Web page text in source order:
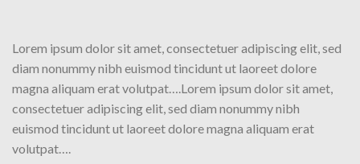
Lorem ipsum dolor sit amet, consectetuer adipiscing elit, sed
diam nonummy nibh euismod tincidunt ut laoreet dolore
magna aliquam erat volutpat….Lorem ipsum dolor sit amet,
consectetuer adipiscing elit, sed diam nonummy nibh
euismod tincidunt ut laoreet dolore magna aliquam erat
volutpat….